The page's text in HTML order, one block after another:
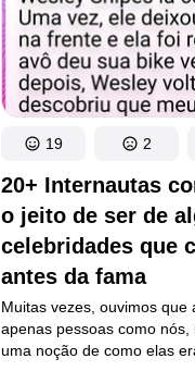
20+ Internautas
o jeito de ser de
celebridades que
antes da fama
Muitas vezes, ouvimos que
apenas pessoas como
uma noção de como elas
19 2